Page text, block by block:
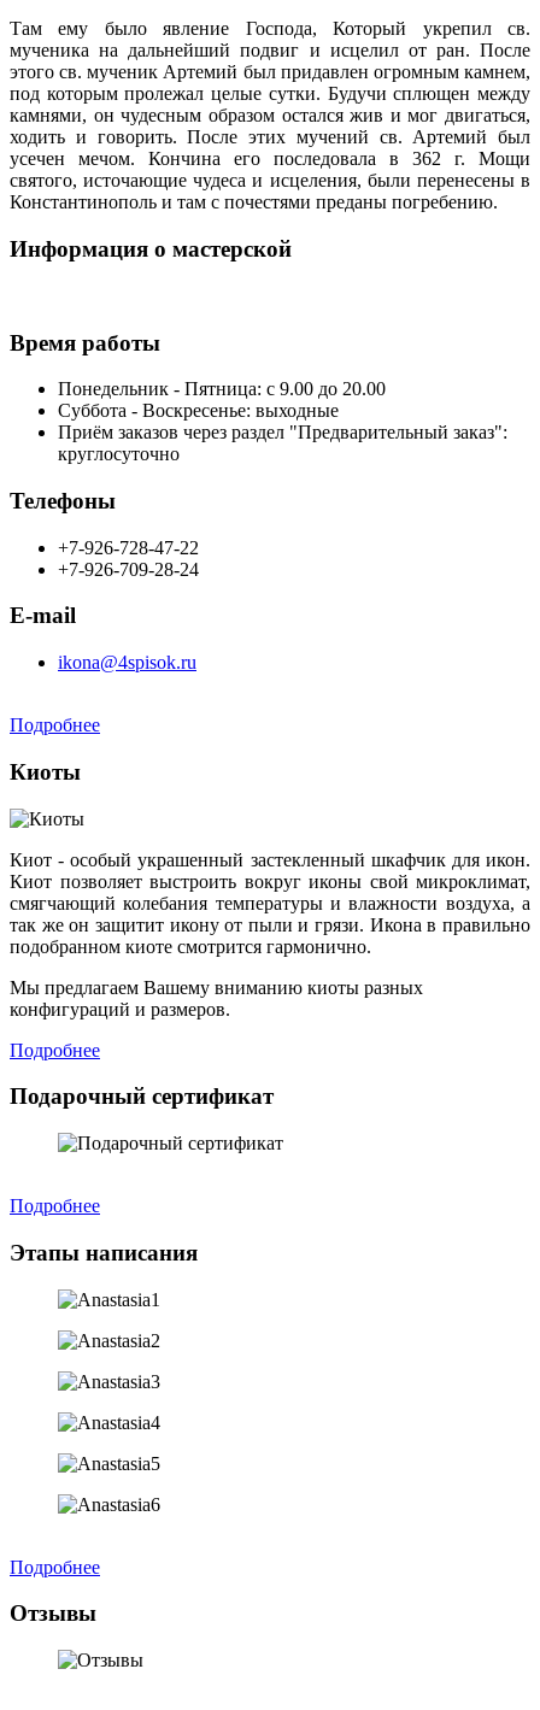
Там ему было явление Господа, Который укрепил св.
мученика на дальнейший подвиг и исцелил от ран. После
этого св. мученик Артемий был придавлен огромным камнем,
под которым пролежал целые сутки. Будучи сплющен между
камнями, он чудесным образом остался жив и мог двигаться,
ходить и говорить. После этих мучений св. Артемий был
усечен мечом. Кончина его последовала в 362 г. Мощи
святого, источающие чудеса и исцеления, были перенесены в
Константинополь и там с почестями преданы погребению.
Информация о мастерской
Время работы
Понедельник - Пятница: с 9.00 до 20.00
Суббота - Воскресенье: выходные
Приём заказов через раздел "Предварительный заказ":
круглосуточно
Телефоны
+7-926-728-47-22
+7-926-709-28-24
E-mail
ikona@4spisok.ru
Подробнее
Киоты
Киот - особый украшенный застекленный шкафчик для икон.
Киот позволяет выстроить вокруг иконы свой микроклимат,
смягчающий колебания температуры и влажности воздуха, а
так же он защитит икону от пыли и грязи. Икона в правильно
подобранном киоте смотрится гармонично.
Мы предлагаем Вашему вниманию киоты разных
конфигураций и размеров.
Подробнее
Подарочный сертификат
Подробнее
Этапы написания
Подробнее
Отзывы